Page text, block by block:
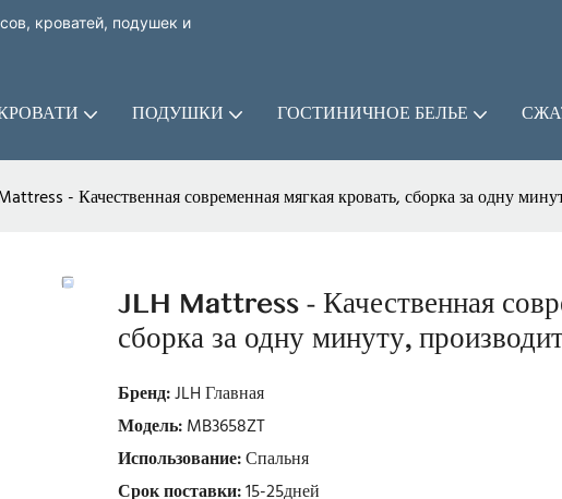
кроватей, подушек и
ПОДУШКИ ГОСТИНИЧНОЕ БЕЛЬЕ
- Качественная современная мягкая кровать, сборка за одну
JLH Mattress - Качественная
сборка за одну минуту,
Бренд:JLH Главная
Модель:MB3658ZT
Использование:Спальня
Срок поставки:15-25дней